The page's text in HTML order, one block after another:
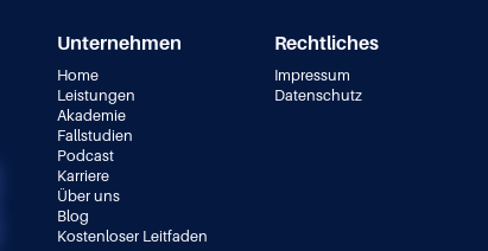
Unternehmen
Home
Leistungen
Akademie
Fallstudien
Podcast
Karriere
Über uns
Blog
Kostenloser Leitfaden
Rechtliches
Impressum
Datenschutz